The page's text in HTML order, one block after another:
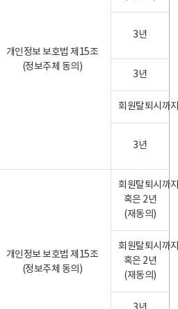
개인정보 보호법 제15조
(정보주체 동의)
3년
3년
회원탈퇴시까
3년
개인정보 보호법 제15조
(정보주체 동의)
회원탈퇴시까
혹은 2년
(재동의)
회원탈퇴시까
혹은 2년
(재동의)